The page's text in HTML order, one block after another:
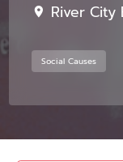
River City
Social Causes